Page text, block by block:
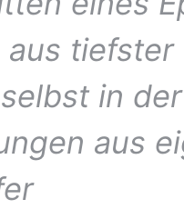
in
aus